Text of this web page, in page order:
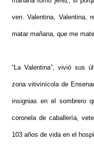
ven. Valentina, Valentina,
matar mañana, que me
“La Valentina”, vivió sus
zona vitivinícola de
insignias en el sombrero
coronela de caballería,
103 años de vida en el